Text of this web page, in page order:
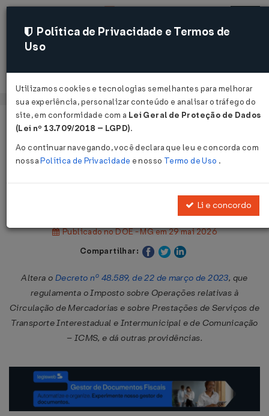
Acessar
Página Inicial
Legislações
Decreto Nº 49240 DE 28/05/2026
Publicado no DOE - MG em 29 mai 2026
Compartilhar:
Altera o Decreto nº 48.589, de 22 de março de 2023, que
regulamenta o Imposto sobre Operações relativas à
Circulação de Mercadorias e sobre Prestações de Serviços de
Transporte Interestadual e Intermunicipal e de Comunicação
– ICMS, e dá outras providências.
Política de Privacidade e Termos de
Uso
Utilizamos cookies e tecnologias semelhantes para melhorar
sua experiência, personalizar conteúdo e analisar o tráfego do
site, em conformidade com a Lei Geral de Proteção de Dados
(Lei nº 13.709/2018 – LGPD).
Ao continuar navegando, você declara que leu e concorda com
nossaPolítica de Privacidade e nosso Termo de Uso .
Li e concordo